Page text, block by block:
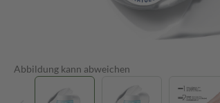
Abbildung kann abweichen